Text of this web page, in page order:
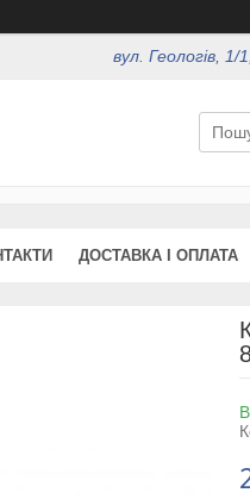
вул. Геологів,
ДОСТАВКА І ОПЛАТА